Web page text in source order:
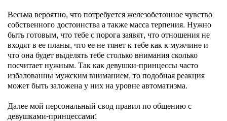
Весьма вероятно, что потребуется железобетонное чувство
собственного достоинства а также масса терпения. Нужно
быть готовым, что тебе с порога заявят, что отношения не
входят в ее планы, что ее не тянет к тебе как к мужчине и
что она будет выделять тебе столько внимания сколько
посчитает нужным. Так как девушки-принцессы часто
избалованны мужским вниманием, то подобная реакция
может быть заложена у них на уровне автоматизма.
Далее мой персональный свод правил по общению с
девушками-принцессами: